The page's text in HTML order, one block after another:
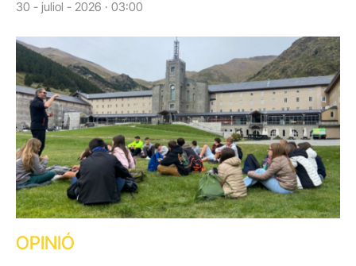
30 - juliol - 2026 · 03:00
OPINIÓ